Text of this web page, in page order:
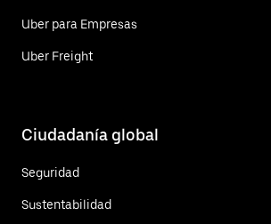
Uber para Empresas
Uber Freight
Ciudadanía global
Seguridad
Sustentabilidad